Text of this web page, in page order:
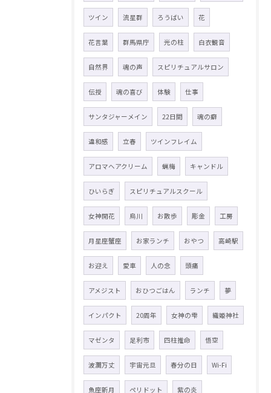
ツイン 流星群 ろうばい 花
花言葉 群馬県庁 光の柱 白衣観音
自然界 魂の声 スピリチュアルサロン
伝授 魂の喜び 体験 仕事
サンタジャーメイン 22日間 魂の癖
違和感 立春 ツインフレイム
アロマヘアクリーム 蝋梅 キャンドル
ひいらぎ スピリチュアルスクール
女神開花 烏川 お散歩 彫金 工房
月星座蟹座 お家ランチ おやつ 高崎駅
お迎え 愛車 人の念 頭痛
アメジスト おひつごはん ランチ 夢
インパクト 20周年 女神の雫 織姫神社
マゼンタ 足利市 四柱推命 悟空
波瀾万丈 宇宙元旦 春分の日 Wi-Fi
魚座新月 ペリドット 紫の炎